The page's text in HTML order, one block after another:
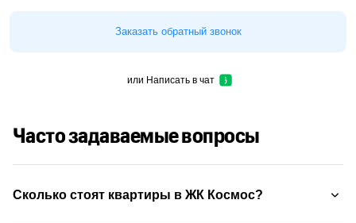
Заказать обратный звонок
или Написать в чат
Часто задаваемые вопросы
Сколько стоят квартиры в ЖК Космос?